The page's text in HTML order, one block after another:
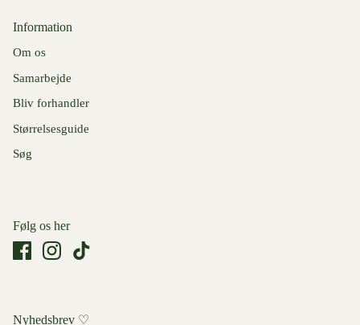
Information
Om os
Samarbejde
Bliv forhandler
Størrelsesguide
Søg
Følg os her
Nyhedsbrev ♡